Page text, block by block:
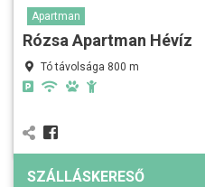
Apartman
Rózsa Apartman Hévíz
Tó távolsága 800 m
SZÁLLÁSKERESŐ